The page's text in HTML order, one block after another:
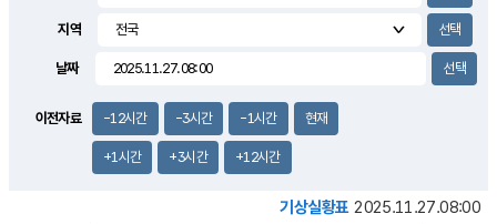
3.6m/s
지역
날짜
이전자료 -12시간 -3시간 -1시간 현재
+1시간 +3시간 +12시간
기상실황표 2025.11.27.08:00